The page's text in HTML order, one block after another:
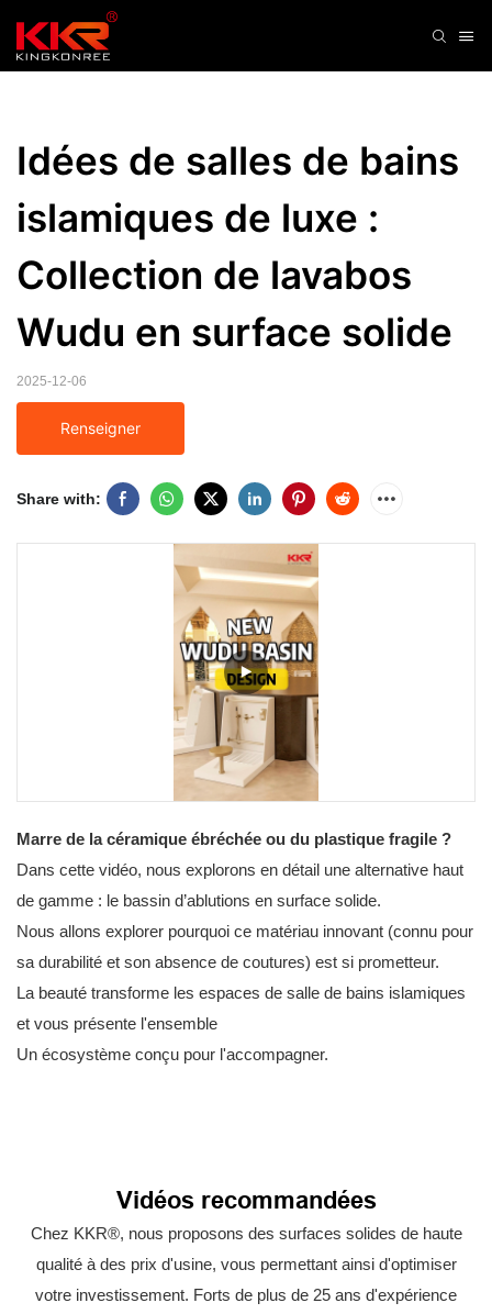
Idées de salles de bains
islamiques de luxe :
Collection de lavabos
Wudu en surface solide
2025-12-06
Renseigner
Share with:
Marre de la céramique ébréchée ou du plastique fragile ?
Dans cette vidéo, nous explorons en détail une alternative haut
de gamme : le bassin d’ablutions en surface solide.
Nous allons explorer pourquoi ce matériau innovant (connu pour
sa durabilité et son absence de coutures) est si prometteur.
La beauté transforme les espaces de salle de bains islamiques
et vous présente l'ensemble
Un écosystème conçu pour l'accompagner.
Vidéos recommandées
Chez KKR®, nous proposons des surfaces solides de haute
qualité à des prix d'usine, vous permettant ainsi d'optimiser
votre investissement. Forts de plus de 25 ans d'expérience